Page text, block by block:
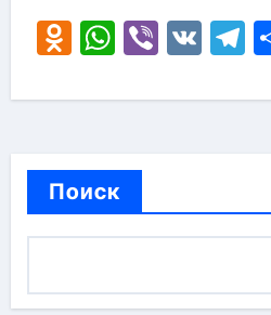
Viber
VK
Поиск